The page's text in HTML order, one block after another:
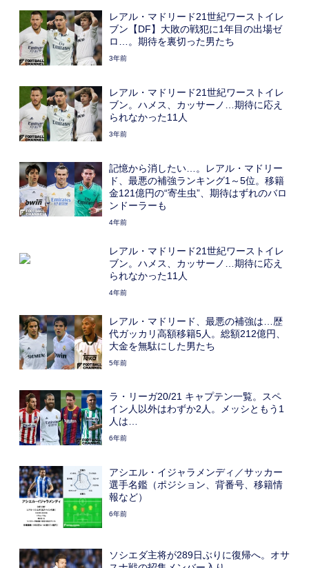
レアル・マドリード21世紀ワーストイレ
ブン【DF】大敗の戦犯に1年目の出場ゼ
ロ…。期待を裏切った男たち
3年前
レアル・マドリード21世紀ワーストイレ
ブン。ハメス、カッサーノ…期待に応え
られなかった11人
3年前
記憶から消したい…。レアル・マドリー
ド、最悪の補強ランキング1～5位。移籍
金121億円の“寄生虫”、期待はずれのバロ
ンドーラーも
4年前
レアル・マドリード21世紀ワーストイレ
ブン。ハメス、カッサーノ…期待に応え
られなかった11人
4年前
レアル・マドリード、最悪の補強は…歴
代ガッカリ高額移籍5人。総額212億円、
大金を無駄にした男たち
5年前
ラ・リーガ20/21 キャプテン一覧。スペ
イン人以外はわずか2人。メッシともう1
人は…
6年前
アシエル・イジャラメンディ／サッカー
選手名鑑（ポジション、背番号、移籍情
報など）
6年前
ソシエダ主将が289日ぶりに復帰へ。オサ